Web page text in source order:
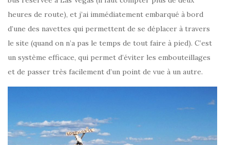
heures de route), et j’ai immédiatement embarqué à bord
d’une des navettes qui permettent de se déplacer à travers
le site (quand on n’a pas le temps de tout faire à pied). C’est
un système efficace, qui permet d’éviter les embouteillages
et de passer très facilement d’un point de vue à un autre.